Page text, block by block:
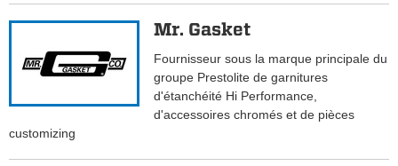
Mr. Gasket
Fournisseur sous la marque principale du
groupe Prestolite de garnitures
d'étanchéité Hi Performance,
d'accessoires chromés et de pièces
customizing